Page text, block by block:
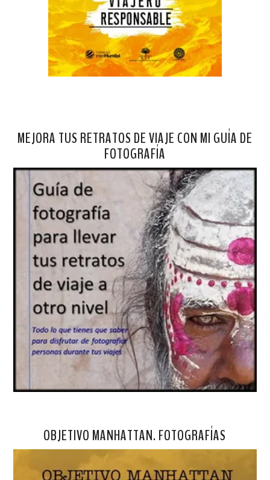
MEJORA TUS RETRATOS DE VIAJE CON MI GUÍA DE
FOTOGRAFÍA
OBJETIVO MANHATTAN. FOTOGRAFÍAS